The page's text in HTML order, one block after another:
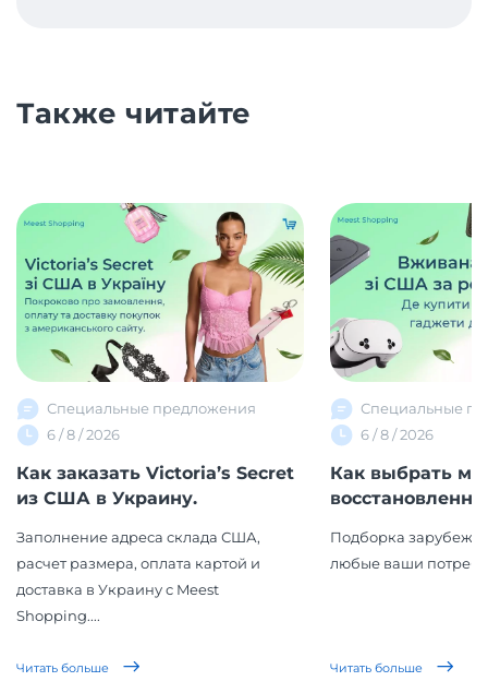
Также читайте
Специальные предложения
6 / 8 / 2026
Как заказать Victoria’s Secret
из США в Украину.
Заполнение адреса склада США,
расчет размера, оплата картой и
доставка в Украину с Meest
Shopping....
Читать больше
Специальные
6 / 8 / 2026
Как выбрать
Подборка
любые ваши
Читать больше